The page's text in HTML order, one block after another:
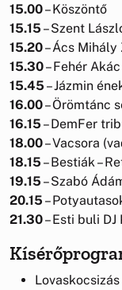
15.00– Köszöntő
15.15 – Szent
15.20– Ács
15.30– Fehér
15.45 – Jázmin
16.00– Örömtánc
16.15 – DemFer
18.00– Vacsora
18.15 – Bestiák –
19.15 – Szabó
20.15 –
21.30– Esti buli
Lovaskocsizás